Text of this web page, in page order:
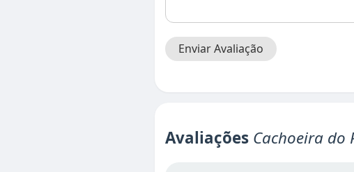
Enviar Avaliação
Avaliações Cachoeira do